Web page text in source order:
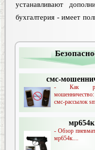
смс-
- Как
смс-рассылок
мр654к
- Обзор
мр654к....
устанавливают
бухгалтерия - имеет